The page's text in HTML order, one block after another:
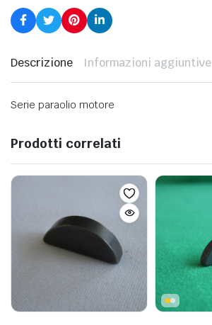
Descrizione Informazioni aggiuntive
Serie paraolio motore
Prodotti correlati